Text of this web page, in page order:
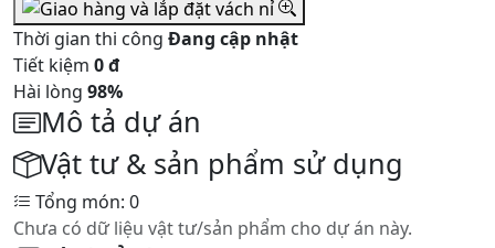
Thời gian thi công Đang cập nhật
Tiết kiệm 0 đ
Hài lòng 98%
Mô tả dự án
Vật tư & sản phẩm sử dụng
Tổng món: 0
Chưa có dữ liệu vật tư/sản phẩm cho dự án này.